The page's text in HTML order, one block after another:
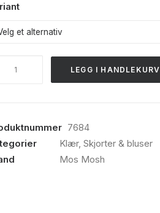
LEGG I HANDLEKURV
7684
Klær, Skjorter & bluser
Mos Mosh